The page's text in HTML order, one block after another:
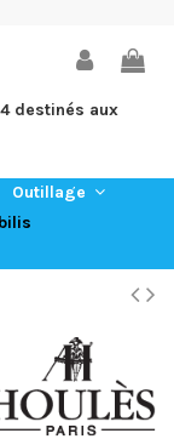
destinés aux
Outillage